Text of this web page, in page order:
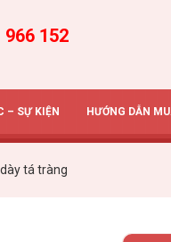
966 152
– SỰ KIỆN HƯỚNG DẪN
tá tràng